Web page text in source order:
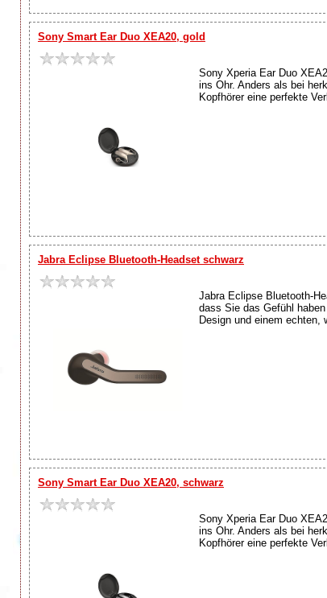
Sony Smart Ear Duo XEA20, gold
Sony Xperia Ear Duo
ins Ohr. Anders als bei
Kopfhörer eine perfekte
Jabra Eclipse Bluetooth-Headset schwarz
Jabra Eclipse Bluetooth-
dass Sie das Gefühl
Design und einem echten,
Sony Smart Ear Duo XEA20, schwarz
Sony Xperia Ear Duo
ins Ohr. Anders als bei
Kopfhörer eine perfekte